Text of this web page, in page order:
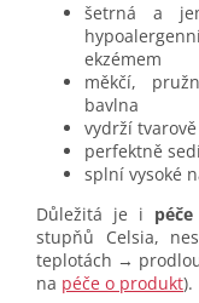
šetrná a
ekzémem
měkčí,
bavlna
vydrží
perfektně
splní vysoké
Důležitá je i
stupňů Celsia,
teplotách →
na péče o produkt).